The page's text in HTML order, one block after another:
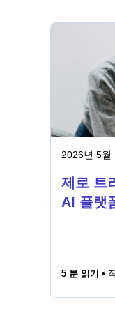
2026년 5월
제로 트
AI 플랫
5 분 읽기 •